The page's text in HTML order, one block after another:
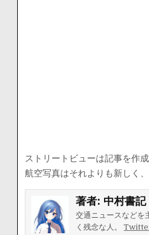
ストリートビューは記事を作
航空写真はそれよりも新しく
著者: 中村書記
交通ニュースなどを
く残念な人。